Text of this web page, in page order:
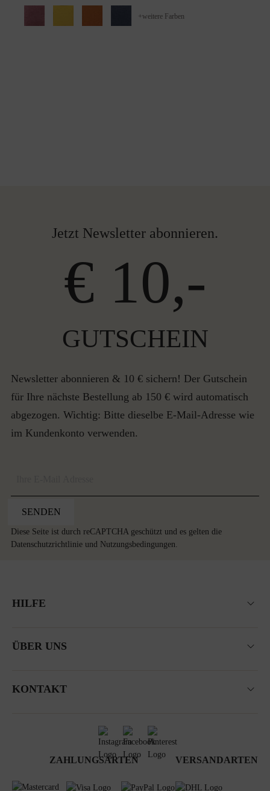
+weitere Farben
Jetzt Newsletter abonnieren.
€ 10,-
GUTSCHEIN
Newsletter abonnieren & 10 € sichern! Der Gutschein
für Ihre nächste Bestellung ab 150 € wird automatisch
abgezogen. Wichtig: Bitte dieselbe E-Mail-Adresse wie
im Kundenkonto verwenden.
SENDEN
Diese Seite ist durch reCAPTCHA geschützt und es gelten die
Datenschutzrichtlinie und Nutzungsbedingungen.
HILFE
ÜBER UNS
KONTAKT
ZAHLUNGSARTEN VERSANDARTEN